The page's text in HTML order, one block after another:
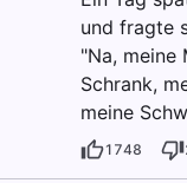
und fragte
"Na, meine
Schrank,
meine
1748